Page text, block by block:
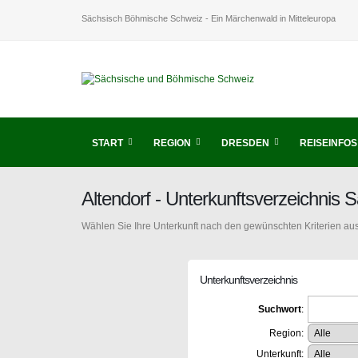
Sächsisch Böhmische Schweiz - Ein Märchenwald in Mitteleuropa
START REGION DRESDEN REISEINFOS
Altendorf - Unterkunftsverzeichnis
Wählen Sie Ihre Unterkunft nach den gewünschten Kriterien
Unterkunftsverzeichnis
Suchwort:
Region:
Unterkunft: